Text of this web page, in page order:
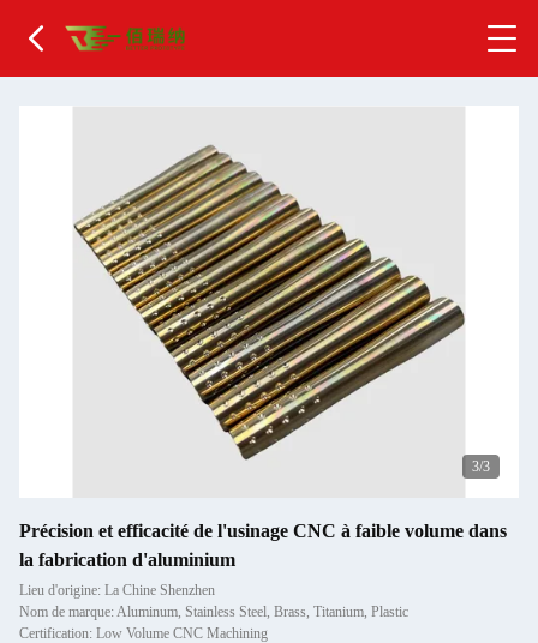
1/3
Précision et efficacité de l'usinage CNC à faible volume dans
la fabrication d'aluminium
Lieu d'origine: La Chine Shenzhen
Nom de marque: Aluminum, Stainless Steel, Brass, Titanium, Plastic
Certification: Low Volume CNC Machining